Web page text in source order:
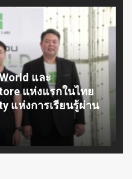
ดอร์ พลิกโฉมโซลูชันสู่ไลฟ์
ล์ยุคใหม่ ภายใต้แนวคิด “At
Side, Every Side of Life”
ขึ้นแท่น Non-Bank รายแรกที่
ใบอนุญาตครบชุดในไทย
มเปิดตัวฟีเจอร์บัญชีหลายสกุล
ำหรับบุคคลทั่วไปและภาค
และ
แห่งแรกในไทย
แห่งการเรียนรู้ผ่าน